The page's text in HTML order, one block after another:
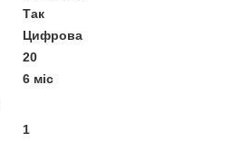
Так
Цифрова
20
6 міс
1